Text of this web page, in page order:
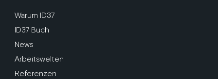
Warum ID37
ID37 Buch
News
Arbeitswelten
Referenzen